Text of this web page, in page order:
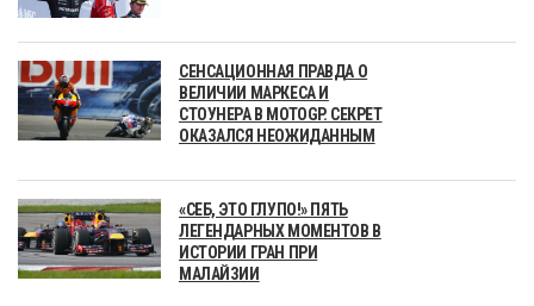
СЕНСАЦИОННАЯ ПРАВДА О
ВЕЛИЧИИ МАРКЕСА И
СТОУНЕРА В MOTOGP. СЕКРЕТ
ОКАЗАЛСЯ НЕОЖИДАННЫМ
«СЕБ, ЭТО ГЛУПО!» ПЯТЬ
ЛЕГЕНДАРНЫХ МОМЕНТОВ В
ИСТОРИИ ГРАН ПРИ
МАЛАЙЗИИ